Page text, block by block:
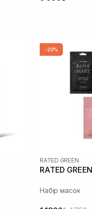
-20%
RATED GREEN
RATED
Набір масок